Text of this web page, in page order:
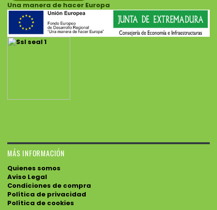
Una manera de hacer Europa
MÁS INFORMACIÓN
Quienes somos
Aviso Legal
Condiciones de compra
Política de privacidad
Política de cookies